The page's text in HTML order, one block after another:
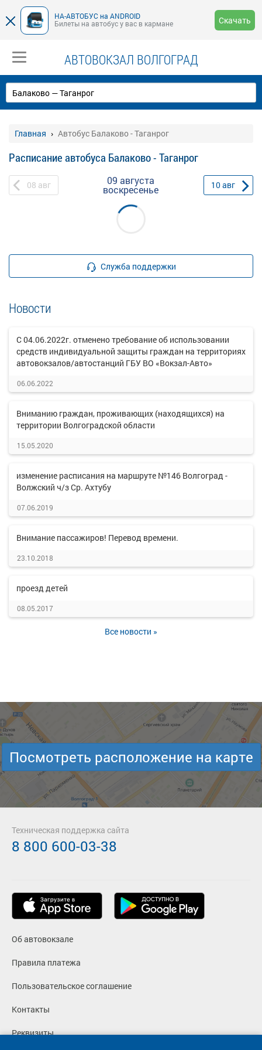
НА-АВТОБУС на ANDROID
Билеты на автобус у вас в кармане
Скачать
АВТОВОКЗАЛ ВОЛГОГРАД
Главная Автобус Балаково - Таганрог
Расписание автобуса Балаково - Таганрог
08 авг 09 августа
воскресенье 10авг
Служба поддержки
Новости
С 04.06.2022г. отменено требование об использовании
средств индивидуальной защиты граждан на территориях
автовокзалов/автостанций ГБУ ВО «Вокзал-Авто»
06.06.2022
Вниманию граждан, проживающих (находящихся) на
территории Волгоградской области
15.05.2020
изменение расписания на маршруте №146 Волгоград -
Волжский ч/з Ср. Ахтубу
07.06.2019
Внимание пассажиров! Перевод времени.
23.10.2018
проезд детей
08.05.2017
Все новости »
Посмотреть расположение на карте
Об автовокзале
Правила платежа
Пользовательское соглашение
Контакты
Реквизиты
Техническая поддержка сайта
8 800 600-03-38